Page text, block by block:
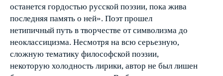
останется гордостью русской поэзии, пока жива
последняя память о ней». Поэт прошел
нетипичный путь в творчестве от символизма до
неоклассицизма. Несмотря на всю серьезную,
сложную тематику философской поэзии,
некоторую холодность лирики, автор не был лишен